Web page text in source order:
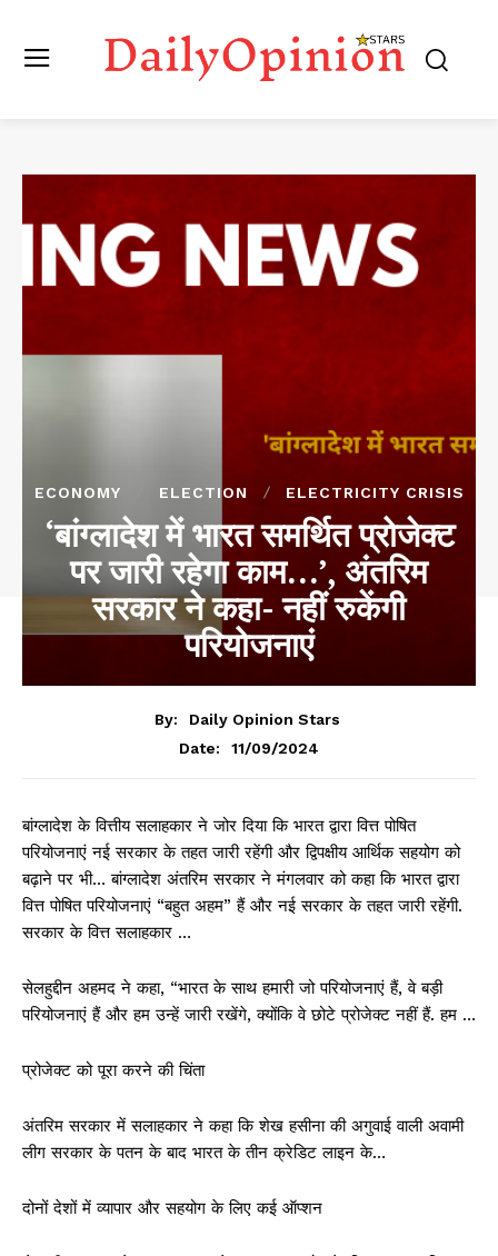
ECONOMY ELECTION ELECTRICITY CRISIS
‘बांग्लादेश में भारत समर्थित प्रोजेक्ट
पर जारी रहेगा काम…’, अंतरिम
सरकार ने कहा- नहीं रुकेंगी
परियोजनाएं
By:
Daily Opinion Stars
Date:
11/09/2024
बांग्लादेश के वित्तीय सलाहकार ने जोर दिया कि भारत द्वारा वित्त पोषित
परियोजनाएं नई सरकार के तहत जारी रहेंगी और द्विपक्षीय आर्थिक सहयोग को
बढ़ाने पर भी… बांग्लादेश अंतरिम सरकार ने मंगलवार को कहा कि भारत द्वारा
वित्त पोषित परियोजनाएं “बहुत अहम” हैं और नई सरकार के तहत जारी रहेंगी.
सरकार के वित्त सलाहकार …
सेलहुद्दीन अहमद ने कहा, “भारत के साथ हमारी जो परियोजनाएं हैं, वे बड़ी
परियोजनाएं हैं और हम उन्हें जारी रखेंगे, क्योंकि वे छोटे प्रोजेक्ट नहीं हैं. हम …
प्रोजेक्ट को पूरा करने की चिंता
अंतरिम सरकार में सलाहकार ने कहा कि शेख हसीना की अगुवाई वाली अवामी
लीग सरकार के पतन के बाद भारत के तीन क्रेडिट लाइन के…
दोनों देशों में व्यापार और सहयोग के लिए कई ऑप्शन